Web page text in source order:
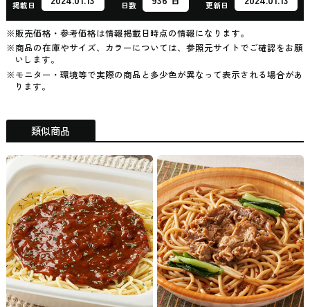
掲載日
日数
更新日
※販売価格・参考価格は情報掲載日時点の情報になります。
※商品の在庫やサイズ、カラーについては、参照元サイトでご確認をお願
いします。
※モニター・環境等で実際の商品と多少色が異なって表示される場合があ
ります。
類似商品